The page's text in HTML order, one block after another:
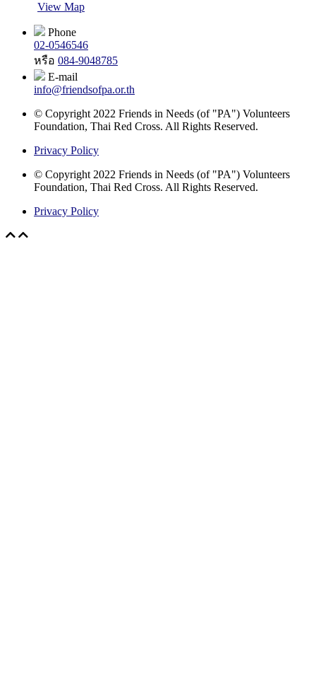
View Map
Phone
02-0546546
หรือ 084-9048785
E-mail
info@friendsofpa.or.th
© Copyright 2022 Friends in Needs (of "PA") Volunteers
Foundation, Thai Red Cross. All Rights Reserved.
Privacy Policy
© Copyright 2022 Friends in Needs (of "PA") Volunteers
Foundation, Thai Red Cross. All Rights Reserved.
Privacy Policy